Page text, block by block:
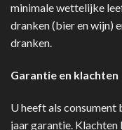
minimale wettelijke
dranken (bier en wijn)
dranken.
Garantie en klachten
U heeft als consument
jaar garantie. Klachten